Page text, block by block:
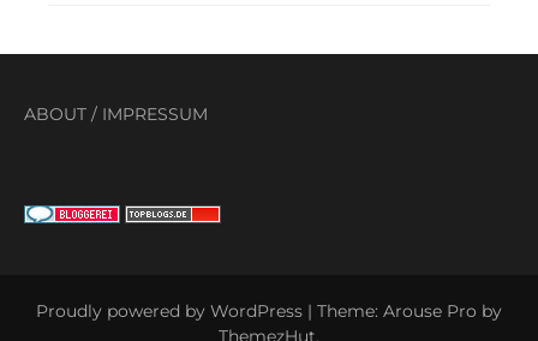
ABOUT / IMPRESSUM
Proudly powered by WordPress | Theme: Arouse Pro by